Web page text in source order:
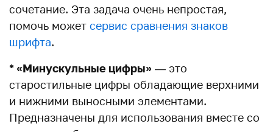
сочетание. Эта задача очень непростая,
помочь может сервис сравнения знаков
шрифта.
* «Минускульные цифры» — это
старостильные цифры обладающие верхними
и нижними выносными элементами.
Предназначены для использования вместе со